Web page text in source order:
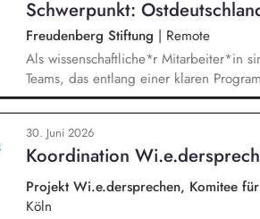
Schwerpunkt:
Freudenberg Stiftung | Remote
Als wissenschaftliche*r Mitarbeiter*in
Teams, das entlang einer klaren
Sie unterstützen die Geschäftsführung
entwickeln dabei die
wissenschaftliche Erkenntnisse in
Stiftungsprogrammatik.
30. Juni 2026
Koordination
Projekt Wi.e.dersprechen, Komitee
Köln